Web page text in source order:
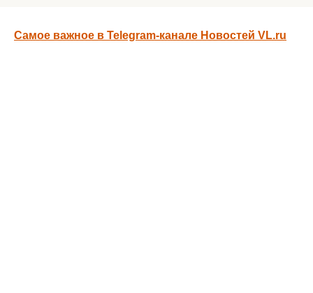
Самое важное в Telegram-канале Новостей VL.ru